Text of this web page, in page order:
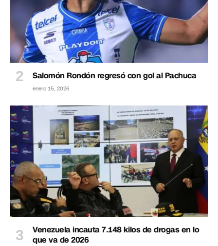
Salomón Rondón regresó con gol al Pachuca
enero 15, 2026
Venezuela incauta 7.148 kilos de drogas en lo
que va de 2026